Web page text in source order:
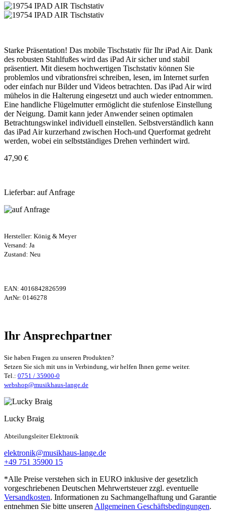
Starke Präsentation! Das mobile Tischstativ für Ihr iPad Air. Dank
des robusten Stahlfußes wird das iPad Air sicher und stabil
präsentiert. Mit diesem hochwertigen Tischstativ können Sie
problemlos und vibrationsfrei schreiben, lesen, im Internet surfen
oder einfach nur Bilder und Videos betrachten. Das iPad Air wird
mühelos in die Halterung eingesetzt und auch wieder entnommen.
Eine handliche Flügelmutter ermöglicht die stufenlose Einstellung
der Neigung. Damit kann jeder Anwender seinen optimalen
Betrachtungswinkel individuell einstellen. Selbstverständlich kann
das iPad Air kurzerhand zwischen Hoch-und Querformat gedreht
werden, wobei ein selbstständiges Drehen verhindert wird.
47,90 €
Lieferbar: auf Anfrage
Hersteller: König & Meyer
Versand: Ja
Zustand: Neu
EAN: 4016842826599
ArtNr: 0146278
Ihr Ansprechpartner
Sie haben Fragen zu unseren Produkten?
Setzen Sie sich mit uns in Verbindung, wir helfen Ihnen gerne weiter.
Tel.: 0751 / 35900-0
webshop@musikhaus-lange.de
Lucky Braig
Abteilungsleiter Elektronik
elektronik@musikhaus-lange.de
+49 751 35900 15
*Alle Preise verstehen sich in EURO inklusive der gesetzlich
vorgeschriebenen Deutschen Mehrwertsteuer zzgl. eventuelle
Versandkosten. Informationen zu Sachmangelhaftung und Garantie
entnehmen Sie bitte unseren Allgemeinen Geschäftsbedingungen.